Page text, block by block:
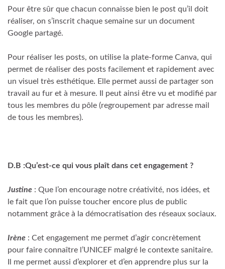
Pour être sûr que chacun connaisse bien le post qu’il doit
réaliser, on s’inscrit chaque semaine sur un document
Google partagé.
Pour réaliser les posts, on utilise la plate-forme Canva, qui
permet de réaliser des posts facilement et rapidement avec
un visuel très esthétique. Elle permet aussi de partager son
travail au fur et à mesure. Il peut ainsi être vu et modifié par
tous les membres du pôle (regroupement par adresse mail
de tous les membres).
D.B :Qu’est-ce qui vous plaît dans cet engagement ?
Justine : Que l’on encourage notre créativité, nos idées, et
le fait que l’on puisse toucher encore plus de public
notamment grâce à la démocratisation des réseaux sociaux.
Irène : Cet engagement me permet d’agir concrètement
pour faire connaître l’UNICEF malgré le contexte sanitaire.
Il me permet aussi d’explorer et d’en apprendre plus sur la